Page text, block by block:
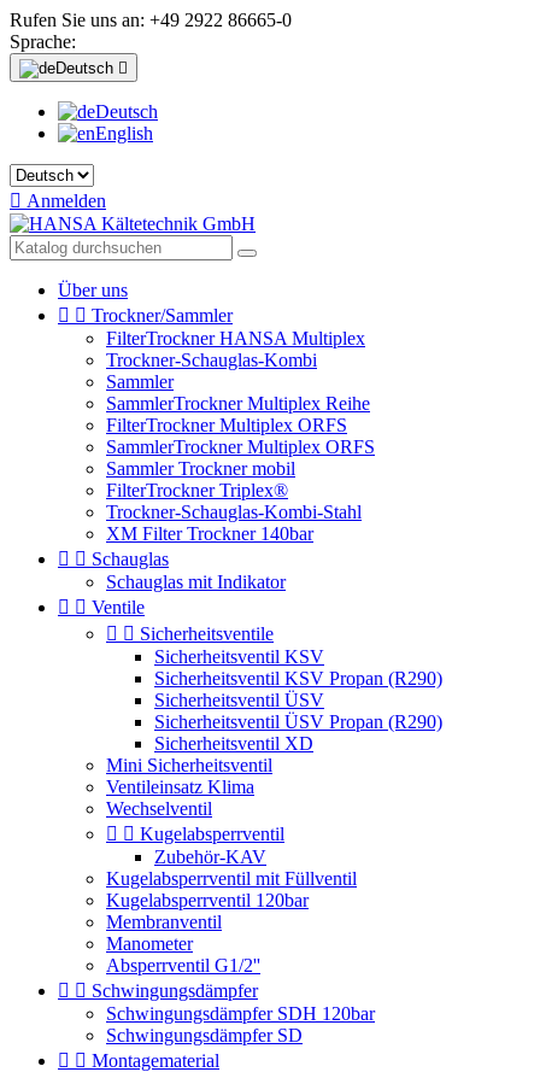
Rufen Sie uns an: +49 2922 86665-0
Sprache:
Deutsch 
Deutsch
English
 Anmelden
Über uns
  Trockner/Sammler
FilterTrockner HANSA Multiplex
Trockner-Schauglas-Kombi
Sammler
SammlerTrockner Multiplex Reihe
FilterTrockner Multiplex ORFS
SammlerTrockner Multiplex ORFS
Sammler Trockner mobil
FilterTrockner Triplex®
Trockner-Schauglas-Kombi-Stahl
XM Filter Trockner 140bar
  Schauglas
Schauglas mit Indikator
  Ventile
  Sicherheitsventile
Sicherheitsventil KSV
Sicherheitsventil KSV Propan (R290)
Sicherheitsventil ÜSV
Sicherheitsventil ÜSV Propan (R290)
Sicherheitsventil XD
Mini Sicherheitsventil
Ventileinsatz Klima
Wechselventil
  Kugelabsperrventil
Zubehör-KAV
Kugelabsperrventil mit Füllventil
Kugelabsperrventil 120bar
Membranventil
Manometer
Absperrventil G1/2''
  Schwingungsdämpfer
Schwingungsdämpfer SDH 120bar
Schwingungsdämpfer SD
  Montagematerial